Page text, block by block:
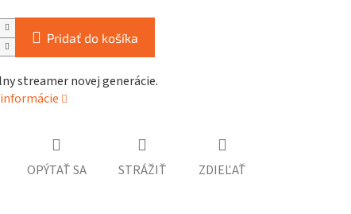
Pridať do košíka
streamer novej generácie.
OPÝTAŤ SA STRÁŽIŤ ZDIEĽAŤ